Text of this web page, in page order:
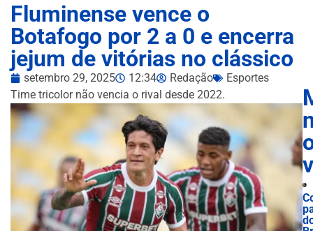
Fluminense vence o
Botafogo por 2 a 0 e encerra
jejum de vitórias no clássico
setembro 29, 2025 12:34 Redação
Esportes
Time tricolor não vencia o rival desde 2022.